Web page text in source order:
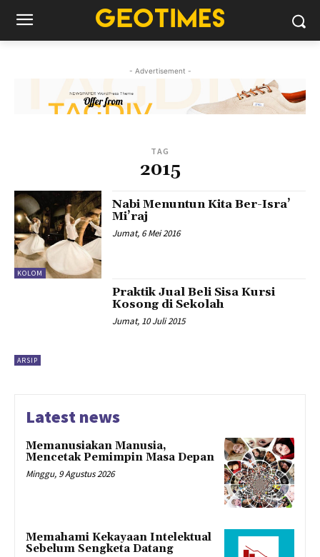
- Advertisement -
TAG
2015
KOLOM
Nabi Menuntun Kita Ber-Isra’
Mi’raj
Jumat, 6 Mei 2016
ARSIP
Praktik Jual Beli Sisa Kursi
Kosong di Sekolah
Jumat, 10 Juli 2015
Latest news
Memanusiakan Manusia,
Mencetak Pemimpin Masa Depan
Minggu, 9 Agustus 2026
Memahami Kekayaan Intelektual
Sebelum Sengketa Datang